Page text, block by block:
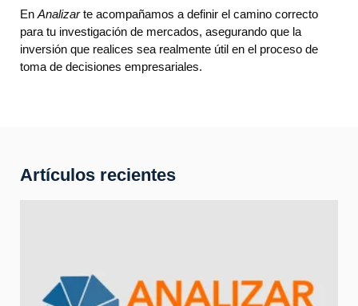
En Analizarte acompañamos a definir el camino correcto
para tu investigación de mercados, asegurando que la
inversión que realices sea realmente útil en el proceso de
toma de decisiones empresariales.
Artículos recientes